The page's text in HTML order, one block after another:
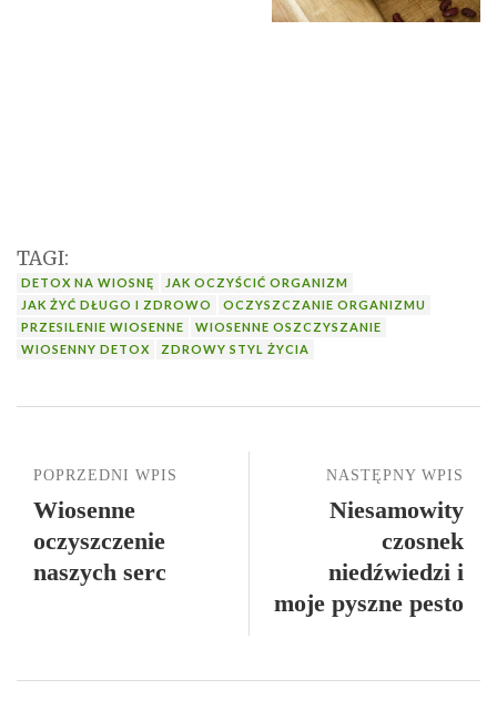
TAGI:
DETOX NA WIOSNĘ
JAK OCZYŚCIĆ ORGANIZM
JAK ŻYĆ DŁUGO I ZDROWO
OCZYSZCZANIE ORGANIZMU
PRZESILENIE WIOSENNE
WIOSENNE OSZCZYSZANIE
WIOSENNY DETOX
ZDROWY STYL ŻYCIA
NASTĘPNY WPIS
Niesamowity
czosnek
niedźwiedzi i
moje pyszne pesto
POPRZEDNI WPIS
Wiosenne
oczyszczenie
naszych serc